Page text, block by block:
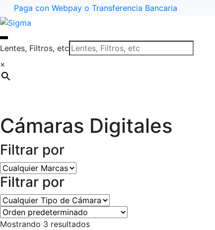
Paga con Webpay o Transferencia Bancaria
Ir
la
Saltar
contenido
Lentes, Filtros, etc
×
Cámaras Digitales
Filtrar por
Filtrar por
Mostrando 3 resultados